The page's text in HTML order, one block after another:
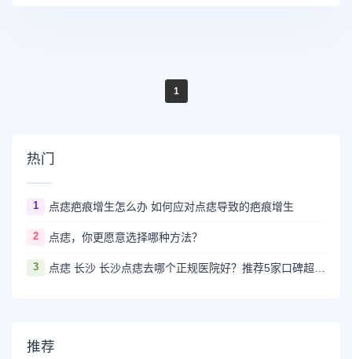
1
热门
1 点痣疤痕增生怎么办 如何应对点痣导致的疤痕增生
2 点痣，你更愿意选择哪种方法？
3 点痣 长沙 长沙点痣去哪个正规医院好？推荐5家口碑超棒且价格实惠的好医院
推荐